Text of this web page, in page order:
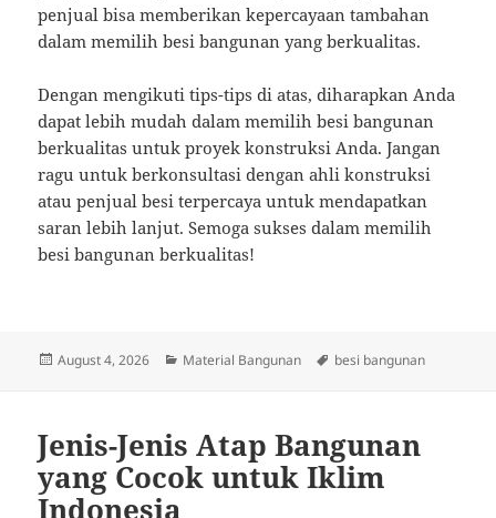
penjual bisa memberikan kepercayaan tambahan
dalam memilih besi bangunan yang berkualitas.
Dengan mengikuti tips-tips di atas, diharapkan Anda
dapat lebih mudah dalam memilih besi bangunan
berkualitas untuk proyek konstruksi Anda. Jangan
ragu untuk berkonsultasi dengan ahli konstruksi
atau penjual besi terpercaya untuk mendapatkan
saran lebih lanjut. Semoga sukses dalam memilih
besi bangunan berkualitas!
Posted
August 4, 2026 Categories
Material Bangunan Tags
besi bangunan
Jenis-Jenis Atap Bangunan
yang Cocok untuk Iklim
Indonesia